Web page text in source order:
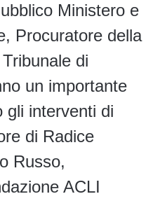
Ministero e
Procuratore della
di
un importante
gli interventi di
di Radice
Russo,
ACLI